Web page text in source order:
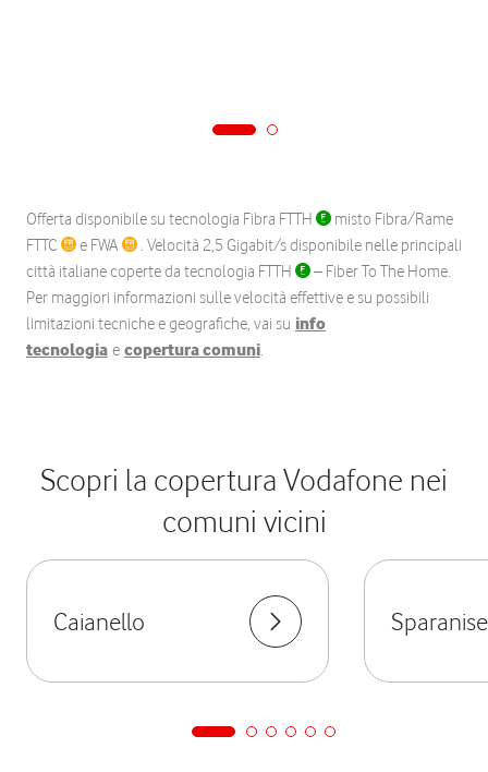
Offerta disponibile su tecnologia Fibra FTTH
misto Fibra/Rame
FTTC
e FWA
. Velocità 2,5 Gigabit/s disponibile nelle principali
città italiane coperte da tecnologia FTTH
– Fiber To The Home.
Per maggiori informazioni sulle velocità effettive e su possibili
limitazioni tecniche e geografiche, vai su info
tecnologia e copertura comuni.
Scopri la copertura Vodafone nei
comuni vicini
Caianello Sparanise